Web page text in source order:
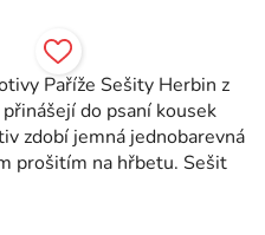
Paříže Sešity Herbin z
do psaní kousek
zdobí jemná jednobarevná
prošitím na hřbetu. Sešit